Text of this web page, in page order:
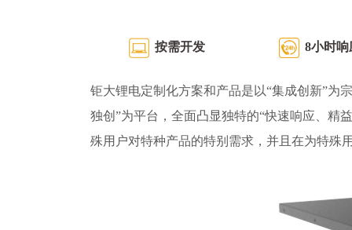
按需开发 8小时响
钜大锂电定制化方案和产品是以“集成创新”为
独创”为平台，全面凸显独特的“快速响应、精
殊用户对特种产品的特别需求，并且在为特殊